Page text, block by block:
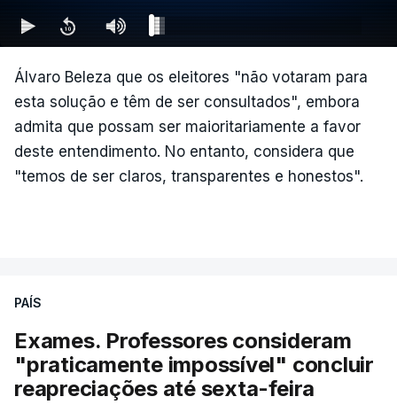
Álvaro Beleza que os eleitores "não votaram para
esta solução e têm de ser consultados", embora
admita que possam ser maioritariamente a favor
deste entendimento. No entanto, considera que
"temos de ser claros, transparentes e honestos".
PAÍS
Exames. Professores consideram
"praticamente impossível" concluir
reapreciações até sexta-feira